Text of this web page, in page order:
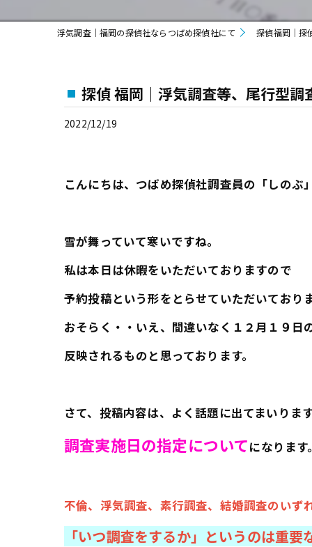
浮気調査｜福岡の探偵社ならつばめ探偵社にて 探偵福岡｜探
探偵 福岡｜浮気調査等、尾行型調
2022/12/19
こんにちは、つばめ探偵社調査員の「しのぶ
雪が舞っていて寒いですね。
私は本日は休暇をいただいておりますので
予約投稿という形をとらせていただいており
おそらく・・いえ、間違いなく１２月１９日
反映されるものと思っております。
さて、投稿内容は、よく話題に出てまいりま
調査実施日の指定についてになります
不倫、浮気調査、素行調査、結婚調査のいず
「いつ調査をするか」というのは重要